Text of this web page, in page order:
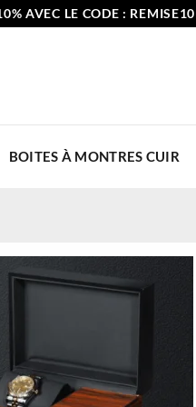
AVEC LE CODE : REMISE10
BOITES À MONTRES CUIR